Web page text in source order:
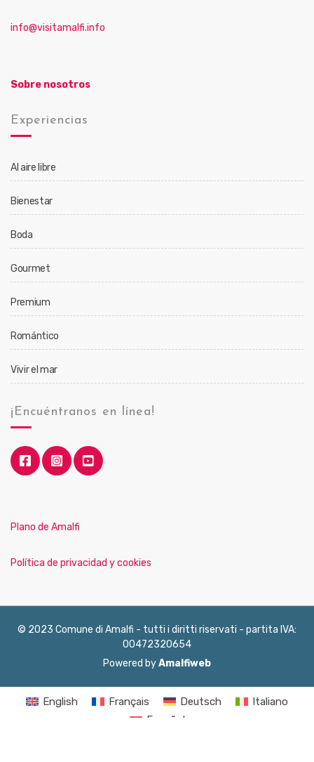
info@visitamalfi.info
Sobre nosotros
Experiencias
Al aire libre
Bienestar
Boda
Gourmet
Premium
Romántico
Vivir el mar
¡Encuéntranos en línea!
Plano de Amalfi
Política de privacidad y cookies
© 2023 Comune di Amalfi - tutti i diritti riservati - partita IVA:
00472320654
Powered byAmalfiweb
English Français Deutsch
Italiano
Español